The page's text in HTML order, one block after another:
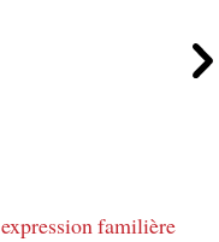
expression familière